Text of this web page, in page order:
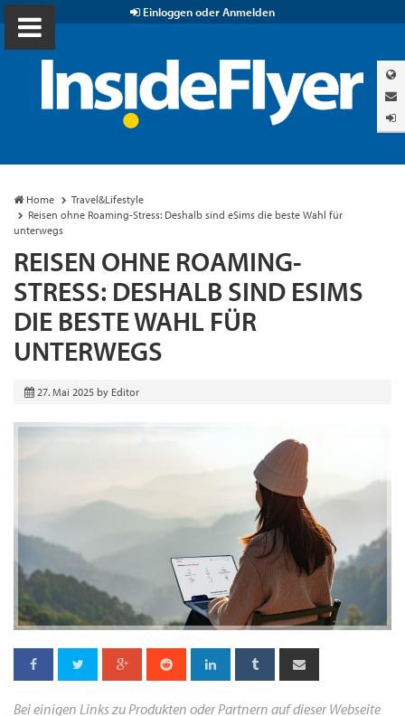
Einloggen oder Anmelden
Home
Travel&Lifestyle
Reisen ohne Roaming-Stress: Deshalb sind eSims die beste Wahl für
unterwegs
REISEN OHNE ROAMING-
STRESS: DESHALB SIND ESIMS
DIE BESTE WAHL FÜR
UNTERWEGS
27. Mai 2025 by Editor
Bei einigen Links zu Produkten oder Partnern auf dieser Webseite